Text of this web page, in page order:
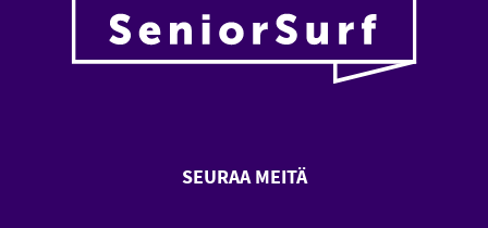
SEURAA MEITÄ